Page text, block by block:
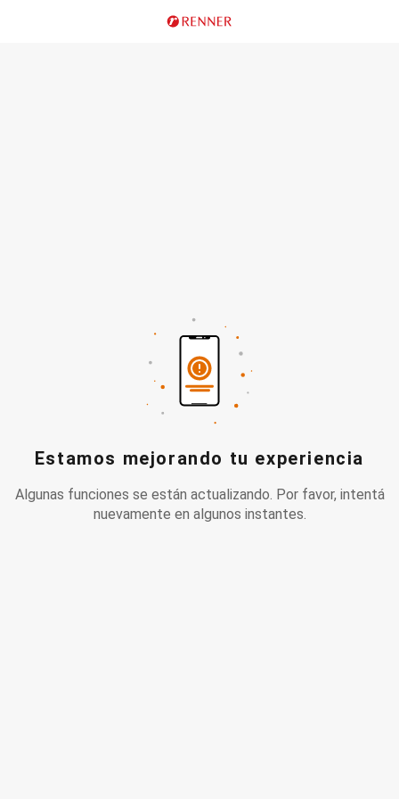
Estamos mejorando tu experiencia
Algunas funciones se están actualizando. Por favor, intentá
nuevamente en algunos instantes.